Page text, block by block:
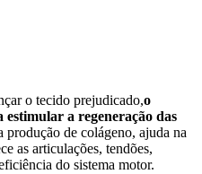
o tecido prejudicado,o
estimular a regeneração das
produção de colágeno, ajuda na
as articulações, tendões,
do sistema motor.